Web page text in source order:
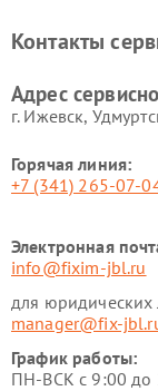
Контакты
Адрес
г. Ижевск,
Горячая линия:
+7 (341) 265-07-
Электронная
info@fixim-jbl.ru
для юридических
manager@fix-
График работы:
ПН-ВСК с 9:00 до